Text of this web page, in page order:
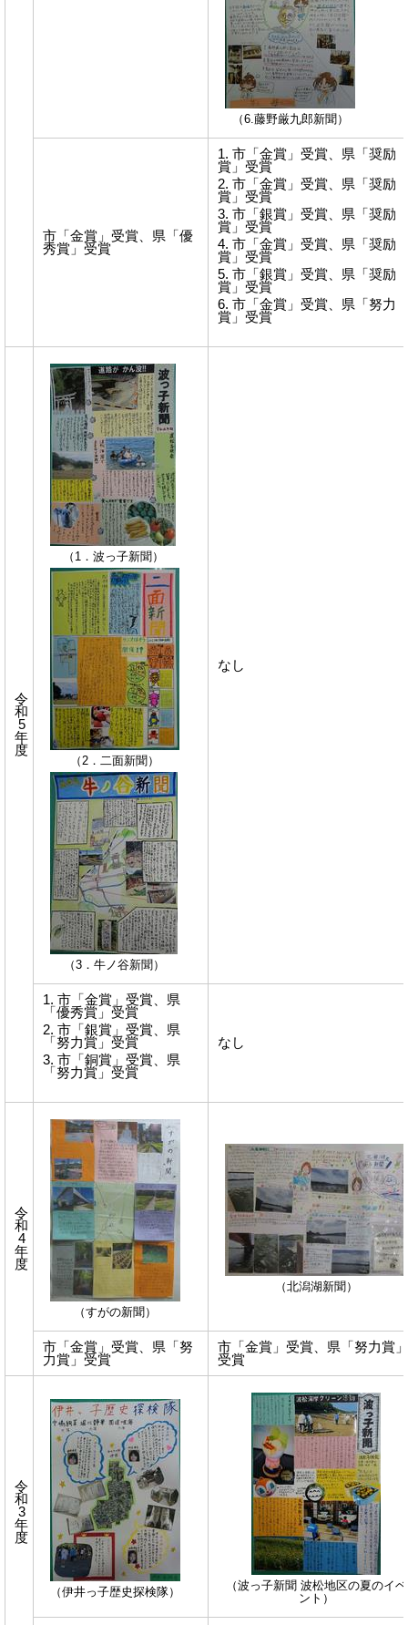
（6.藤野厳九郎新聞）
市「金賞」受賞、県「優
秀賞」受賞
市「金賞」受賞、県「奨励
賞」受賞
市「金賞」受賞、県「奨励
賞」受賞
市「銀賞」受賞、県「奨励
賞」受賞
市「金賞」受賞、県「奨励
賞」受賞
市「銀賞」受賞、県「奨励
賞」受賞
市「金賞」受賞、県「努力
賞」受賞
令
和
5
年
度
（1．波っ子新聞）
（2．二面新聞）
（3．牛ノ谷新聞）
なし
市「金賞」受賞、県
「優秀賞」受賞
市「銀賞」受賞、県
「努力賞」受賞
市「銅賞」受賞、県
「努力賞」受賞
なし
令
和
4
年
度
（すがの新聞）
（北潟湖新聞）
市「金賞」受賞、県「努
力賞」受賞
市「金賞」受賞、県「努力賞」
受賞
令
和
3
年
度
（伊井っ子歴史探検隊）
（波っ子新聞 波松地区の夏のイベ
ント）